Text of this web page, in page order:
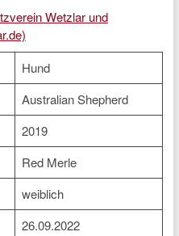
Wetzlar und
Hund
Australian Shepherd
2019
Red Merle
weiblich
26.09.2022